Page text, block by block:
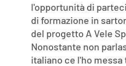
l'opportunità di
di formazione in
del progetto A Vele
Nonostante non
italiano ce l'ho messa